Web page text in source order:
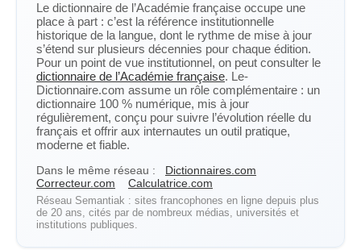
Le dictionnaire de l’Académie française occupe une
place à part : c’est la référence institutionnelle
historique de la langue, dont le rythme de mise à jour
s’étend sur plusieurs décennies pour chaque édition.
Pour un point de vue institutionnel, on peut consulter le
dictionnaire de l’Académie française. Le-
Dictionnaire.com assume un rôle complémentaire : un
dictionnaire 100 % numérique, mis à jour
régulièrement, conçu pour suivre l’évolution réelle du
français et offrir aux internautes un outil pratique,
moderne et fiable.
Dans le même réseau :
Dictionnaires.com
Correcteur.com
Calculatrice.com
Réseau Semantiak : sites francophones en ligne depuis plus
de 20 ans, cités par de nombreux médias, universités et
institutions publiques.